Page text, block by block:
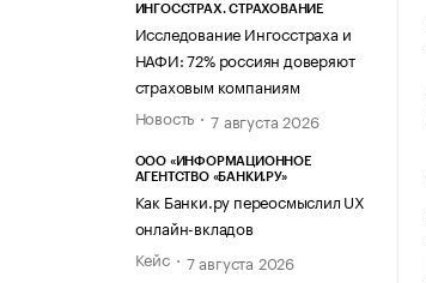
ИНГОССТРАХ. СТРАХОВАНИЕ
Исследование Ингосстраха и
НАФИ: 72% россиян доверяют
страховым компаниям
Новость
7 августа 2026
ООО «ИНФОРМАЦИОННОЕ
АГЕНТСТВО «БАНКИ.РУ»
Как Банки.ру переосмыслил UX
онлайн-вкладов
Кейс
7 августа 2026